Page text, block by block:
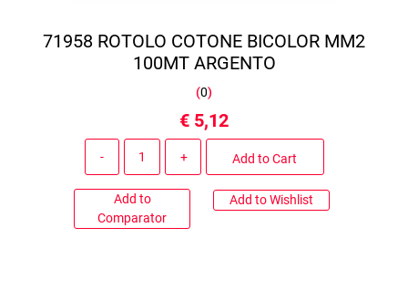
71958 ROTOLO COTONE BICOLOR MM2
100MT ARGENTO
(0)
€ 5,12
Add to Cart
Add to
Comparator
Add to Wishlist